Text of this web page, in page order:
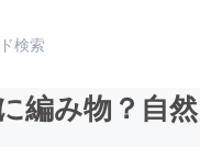
編み物？自